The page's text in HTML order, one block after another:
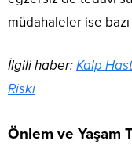
müdahaleler ise
İlgili haber:Kalp
Riski
Önlem ve Yaşam